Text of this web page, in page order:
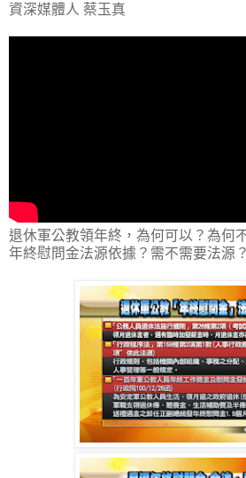
資深媒體人 蔡玉真
退休軍公教領年終，為何可以？為何
年終慰問金法源依據？需不需要法源？